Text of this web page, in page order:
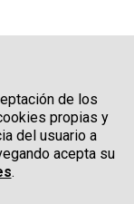
de los
propias y
del usuario a
acepta su
.